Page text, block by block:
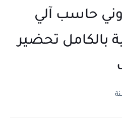
حاسب آلي
بالكامل تحضير